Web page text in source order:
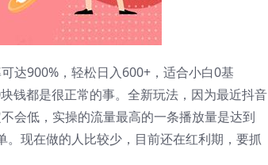
达900%，轻松日入600+，适合小白0基
钱都是很正常的事。全新玩法，因为最近抖音
会低，实操的流量最高的一条播放量是达到
现在做的人比较少，目前还在红利期，要抓